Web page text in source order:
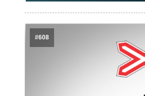
#608